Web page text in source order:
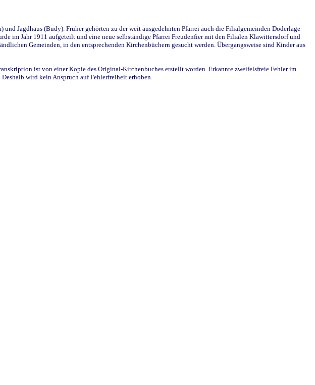
Jagdhaus (Budy). Früher gehörten zu der weit ausgedehnten Pfarrei auch die Filialgemeinden Doderlage
im Jahr 1911 aufgeteilt und eine neue selbständige Pfarrei Freudenfier mit den Filialen Klawittersdorf und
Gemeinden, in den entsprechenden Kirchenbüchern gesucht werden. Übergangsweise sind Kinder aus
ist von einer Kopie des Original-Kirchenbuches erstellt worden. Erkannte zweifelsfreie Fehler im
wird kein Anspruch auf Fehlerfreiheit erhoben.